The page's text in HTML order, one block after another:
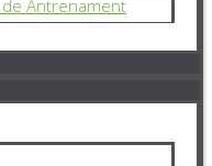
Antrenament